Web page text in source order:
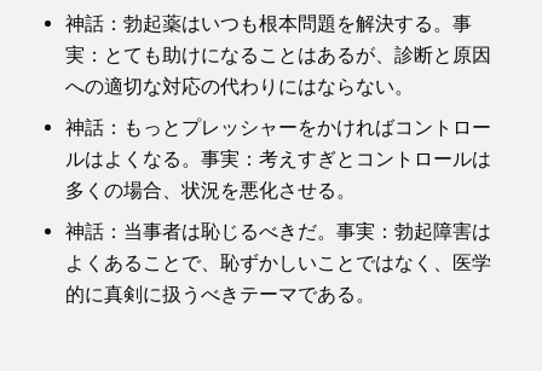
神話：勃起薬はいつも根本問題を解決する。事
実：とても助けになることはあるが、診断と原因
への適切な対応の代わりにはならない。
神話：もっとプレッシャーをかければコントロー
ルはよくなる。事実：考えすぎとコントロールは
多くの場合、状況を悪化させる。
神話：当事者は恥じるべきだ。事実：勃起障害は
よくあることで、恥ずかしいことではなく、医学
的に真剣に扱うべきテーマである。